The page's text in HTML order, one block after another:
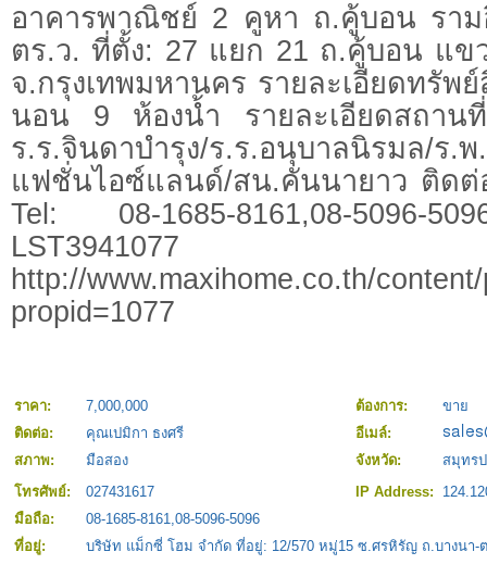
อาคารพาณิชย์ 2 คูหา ถ.คู้บอน รา
ตร.ว. ที่ตั้ง: 27 แยก 21 ถ.คู้บอน แข
จ.กรุงเทพมหานคร รายละเอียดทรัพ
นอน 9 ห้องน้ำ รายละเอียดสถาน
ร.ร.จินดาบำรุง/ร.ร.อนุบาลนิรมล/ร.
แฟชั่นไอซ์แลนด์/สน.คันนายาว ติดต่
Tel: 08-1685-8161,08-5096-
LST3941077
http://www.maxihome.co.th/
propid=1077
ราคา: 7,000,000 ต้องการ:
ขาย
ติดต่อ:
คุณเปมิกา ธงศรี
อีเมล์:
สภาพ:
มือสอง จังหวัด:
สมุทร
โทรศัพย์:
027431617 IP Address:
มือถือ:
08-1685-8161,08-5096-5096
ที่อยู่:
บริษัท แม็กซี่ โฮม จำกัด ที่อยู่: 12/570 หมู่15 ซ.ศรหิรัญ ถ.บางนา-